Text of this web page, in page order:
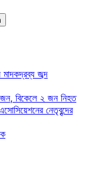
মাদকদ্রব্য জব্দ
বিকেলে ২ জন নিহত
নেতৃবৃন্দের